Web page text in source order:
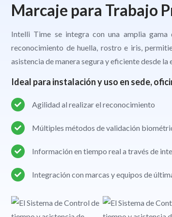
Marcaje para Trabajo
Intelli Time se integra con una amplia
reconocimiento de huella, rostro e iris,
asistencia de manera segura y eficiente desde la
Ideal para instalación y uso en sede,
Agilidad al realizar el reconocimiento
Múltiples métodos de validación
Información en tiempo real a través de
Integración con marcas y equipos de